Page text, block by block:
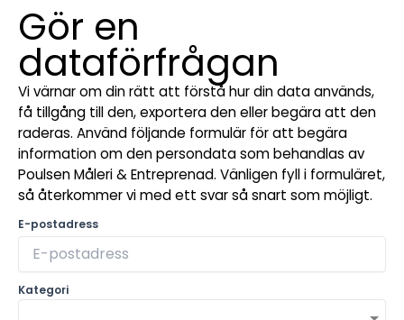
Gör en
dataförfrågan
Vi värnar om din rätt att förstå hur din data används,
få tillgång till den, exportera den eller begära att den
raderas. Använd följande formulär för att begära
information om den persondata som behandlas av
Poulsen Måleri & Entreprenad. Vänligen fyll i formuläret,
så återkommer vi med ett svar så snart som möjligt.
E-postadress
Kategori